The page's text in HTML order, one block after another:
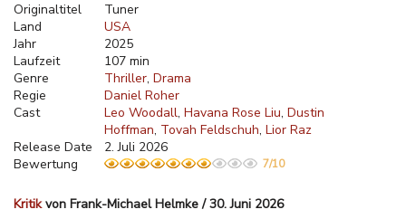
Originaltitel
Tuner
Land
USA
Jahr
2025
Laufzeit
107 min
Genre
Thriller Drama
Regie
Daniel Roher
Cast
Leo Woodall Havana Rose Liu Dustin
Hoffman Tovah Feldschuh Lior Raz
Release Date
2. Juli 2026
Bewertung
7/10
Kritikvon Frank-Michael Helmke / 30. Juni 2026